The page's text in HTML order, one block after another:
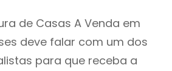
de Casas A Venda em
deve falar com um dos
para que receba a